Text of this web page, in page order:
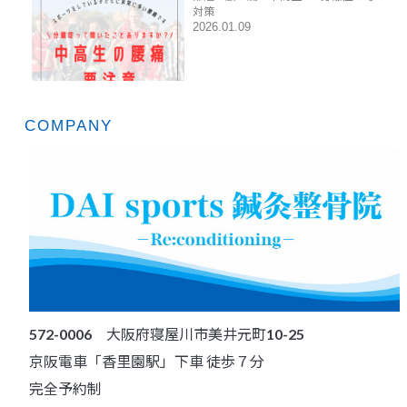
対策
2026.01.09
COMPANY
572-0006 大阪府寝屋川市美井元町10-25
京阪電車「香里園駅」下車 徒歩７分
完全予約制